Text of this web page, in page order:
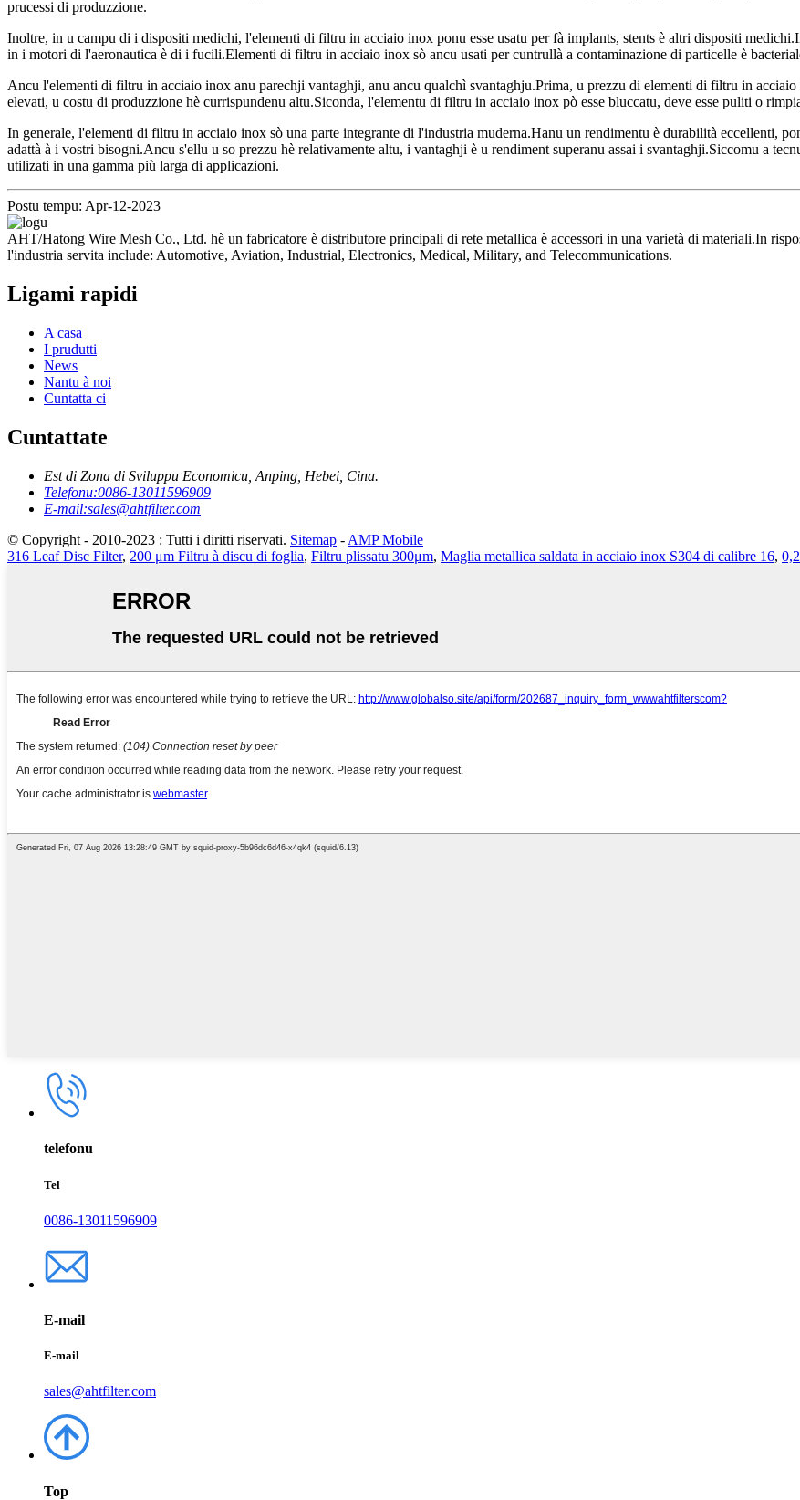
prucessi di produzzione.
Inoltre, in u campu di i dispositi medichi, l'elementi di filtru in acciaio inox ponu esse usatu per fà implants, stents è altri dispositi
in i motori di l'aeronautica è di i fucili.Elementi di filtru in acciaio inox sò ancu usati per cuntrullà a contaminazione di particelle è
Ancu l'elementi di filtru in acciaio inox anu parechji vantaghji, anu ancu qualchì svantaghju.Prima, u prezzu di elementi di filtru in
elevati, u costu di produzzione hè currispundenu altu.Siconda, l'elementu di filtru in acciaio inox pò esse bluccatu, deve esse puliti o
In generale, l'elementi di filtru in acciaio inox sò una parte integrante di l'industria muderna.Hanu un rendimentu è durabilità eccellenti,
adattà à i vostri bisogni.Ancu s'ellu u so prezzu hè relativamente altu, i vantaghji è u rendiment superanu assai i svantaghji.Siccomu a
utilizati in una gamma più larga di applicazioni.
Postu tempu: Apr-12-2023
AHT/Hatong Wire Mesh Co., Ltd. hè un fabricatore è distributore principali di rete metallica è accessori in una varietà di materiali.In
l'industria servita include: Automotive, Aviation, Industrial, Electronics, Medical, Military, and Telecommunications.
Ligami rapidi
A casa
I prudutti
News
Nantu à noi
Cuntatta ci
Cuntattate
Est di Zona di Sviluppu Economicu, Anping, Hebei, Cina.
Telefonu:0086-13011596909
E-mail:sales@ahtfilter.com
© Copyright - 2010-2023 : Tutti i diritti riservati. Sitemap - AMP Mobile
316 Leaf Disc Filter, 200 μm Filtru à discu di foglia, Filtru plissatu 300μm, Maglia metallica saldata in acciaio inox S304 di calibre 16,
telefonu
Tel
0086-13011596909
E-mail
E-mail
sales@ahtfilter.com
Top